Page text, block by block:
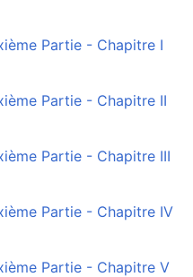
Partie - Chapitre I
Partie - Chapitre II
Partie - Chapitre III
Partie - Chapitre IV
Partie - Chapitre V